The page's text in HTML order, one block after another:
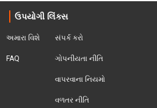
ઉપયોગી લિંક્સ
અમારા વિશે
FAQ
સંપર્ક કરો
ગોપનીયતા નીતિ
વાપરવાના નિયમો
વળતર નીતિ